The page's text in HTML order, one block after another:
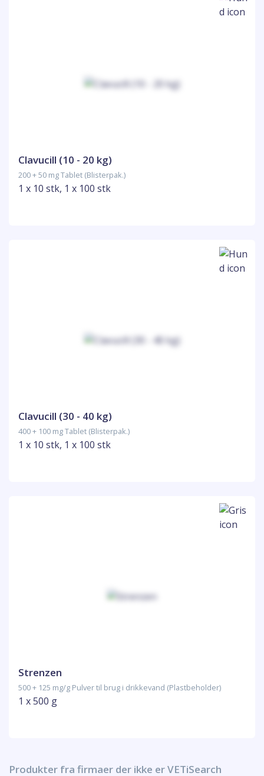
Clavucill (10 - 20 kg)
200 + 50 mg Tablet (Blisterpak.)
1 x 10 stk, 1 x 100 stk
Clavucill (30 - 40 kg)
400 + 100 mg Tablet (Blisterpak.)
1 x 10 stk, 1 x 100 stk
Strenzen
500 + 125 mg/g Pulver til brug i drikkevand (Plastbeholder)
1 x 500 g
Produkter fra firmaer der ikke er VETiSearch